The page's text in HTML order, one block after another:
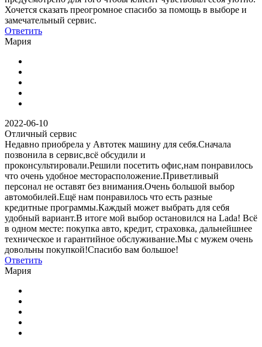
Хочется сказать преогромное спасибо за помощь в выборе и
замечательный сервис.
Ответить
Мария
2022-06-10
Отличный сервис
Недавно приобрела у Автотек машину для себя.Сначала
позвонила в сервис,всё обсудили и
проконсультировали.Решили посетить офис,нам понравилось
что очень удобное месторасположение.Приветливый
персонал не оставят без внимания.Очень большой выбор
автомобилей.Ещё нам понравилось что есть разные
кредитные программы.Каждый может выбрать для себя
удобный вариант.В итоге мой выбор остановился на Lada! Всё
в одном месте: покупка авто, кредит, страховка, дальнейшнее
техническое и гарантийное обслуживание.Мы с мужем очень
довольны покупкой!Спасибо вам большое!
Ответить
Мария